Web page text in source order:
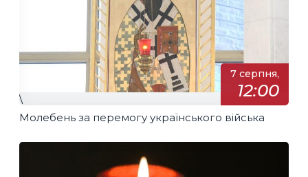
7 серпня,
12:00
\
Молебень за перемогу українського війська